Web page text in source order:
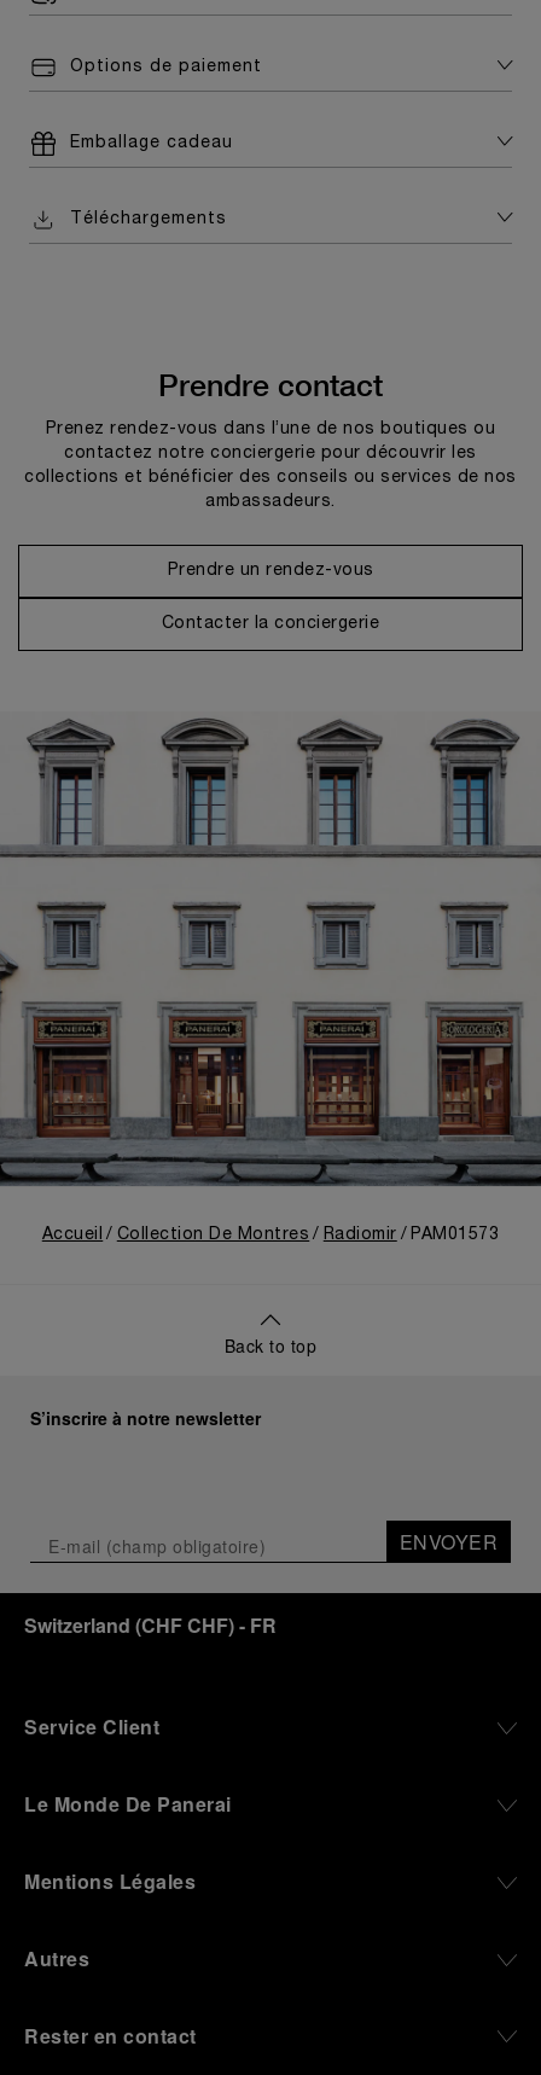
Options de paiement
Emballage cadeau
Téléchargements
Prendre contact
Prenez rendez-vous dans l’une de nos boutiques ou
contactez notre conciergerie pour découvrir les
collections et bénéficier des conseils ou services de nos
ambassadeurs.
Prendre un rendez-vous
Contacter la conciergerie
Accueil Collection De Montres Radiomir PAM01573
Back to top
S’inscrire à notre newsletter
ENVOYER
Switzerland (CHF CHF)- FR
Service Client
Le Monde De Panerai
Mentions Légales
Autres
Rester en contact